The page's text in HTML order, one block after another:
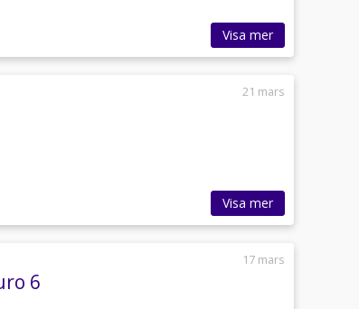
Visa mer
21 mars
Visa mer
17 mars
6